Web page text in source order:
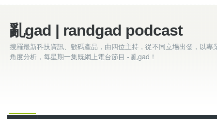
亂gad | randgad podcast
搜羅最新科技資訊、數碼產品，由四位主持，從不同立場出發，以專
角度分析，每星期一集既網上電台節目 - 亂gad！